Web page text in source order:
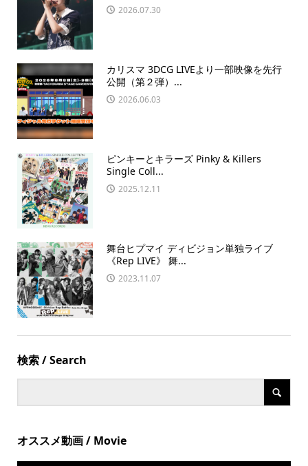
2026.07.30
カリスマ 3DCG LIVEより一部映像を先行
公開（第２弾）...
2026.06.03
ピンキーとキラーズ Pinky & Killers
Single Coll...
2025.12.11
舞台ヒプマイ ディビジョン単独ライブ
《Rep LIVE》 舞...
2023.11.07
検索 / Search
オススメ動画 / Movie